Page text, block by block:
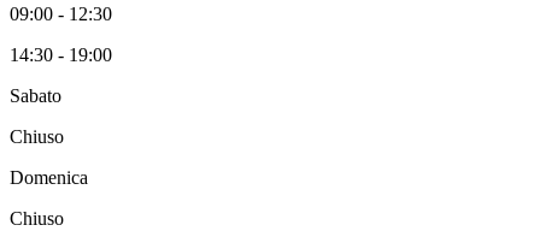
09:00 - 12:30
14:30 - 19:00
Sabato
Chiuso
Domenica
Chiuso